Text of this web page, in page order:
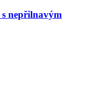
nepřilnavým